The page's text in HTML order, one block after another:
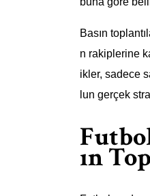
Basın
n rakiplerine
ikler, sadece
lun gerçek
ın